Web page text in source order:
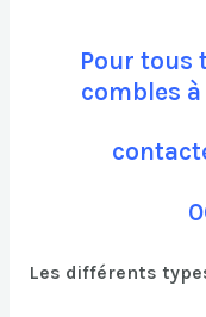
Pour tous
combles
Les différents